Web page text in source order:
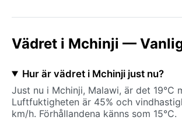
Vädret i Mchinji —
Hur är vädret i Mchinji just nu?
Just nu i Mchinji, Malawi, är det 19°C
Luftfuktigheten är 45% och
km/h. Förhållandena känns som 15°C.